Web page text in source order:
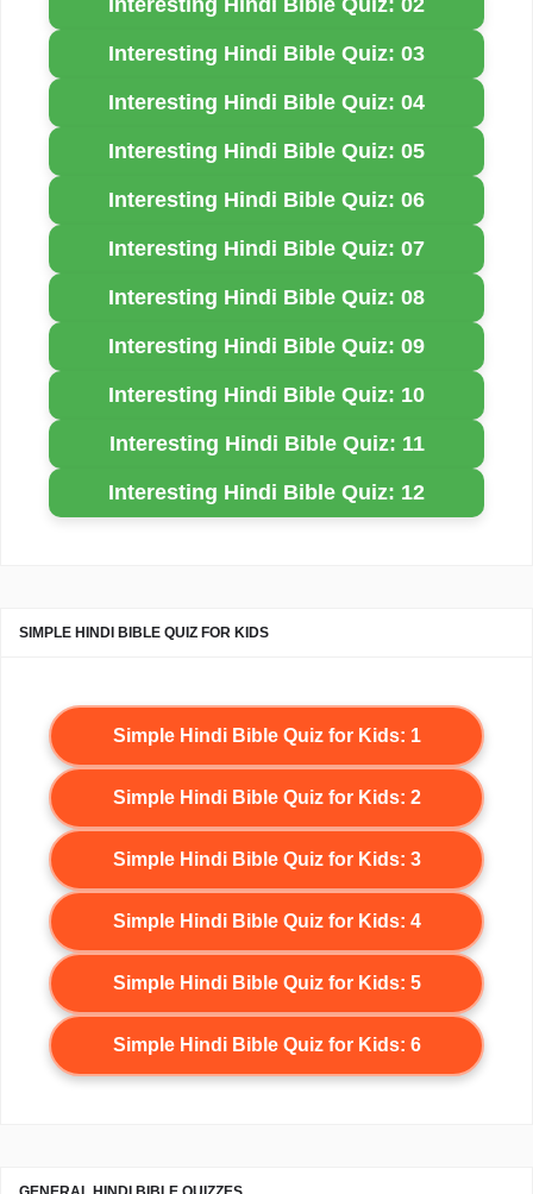
Interesting Hindi Bible Quiz: 03
Interesting Hindi Bible Quiz: 04
Interesting Hindi Bible Quiz: 05
Interesting Hindi Bible Quiz: 06
Interesting Hindi Bible Quiz: 07
Interesting Hindi Bible Quiz: 08
Interesting Hindi Bible Quiz: 09
Interesting Hindi Bible Quiz: 10
Interesting Hindi Bible Quiz: 11
Interesting Hindi Bible Quiz: 12
SIMPLE HINDI BIBLE QUIZ FOR KIDS
Simple Hindi Bible Quiz for Kids: 1
Simple Hindi Bible Quiz for Kids: 2
Simple Hindi Bible Quiz for Kids: 3
Simple Hindi Bible Quiz for Kids: 4
Simple Hindi Bible Quiz for Kids: 5
Simple Hindi Bible Quiz for Kids: 6